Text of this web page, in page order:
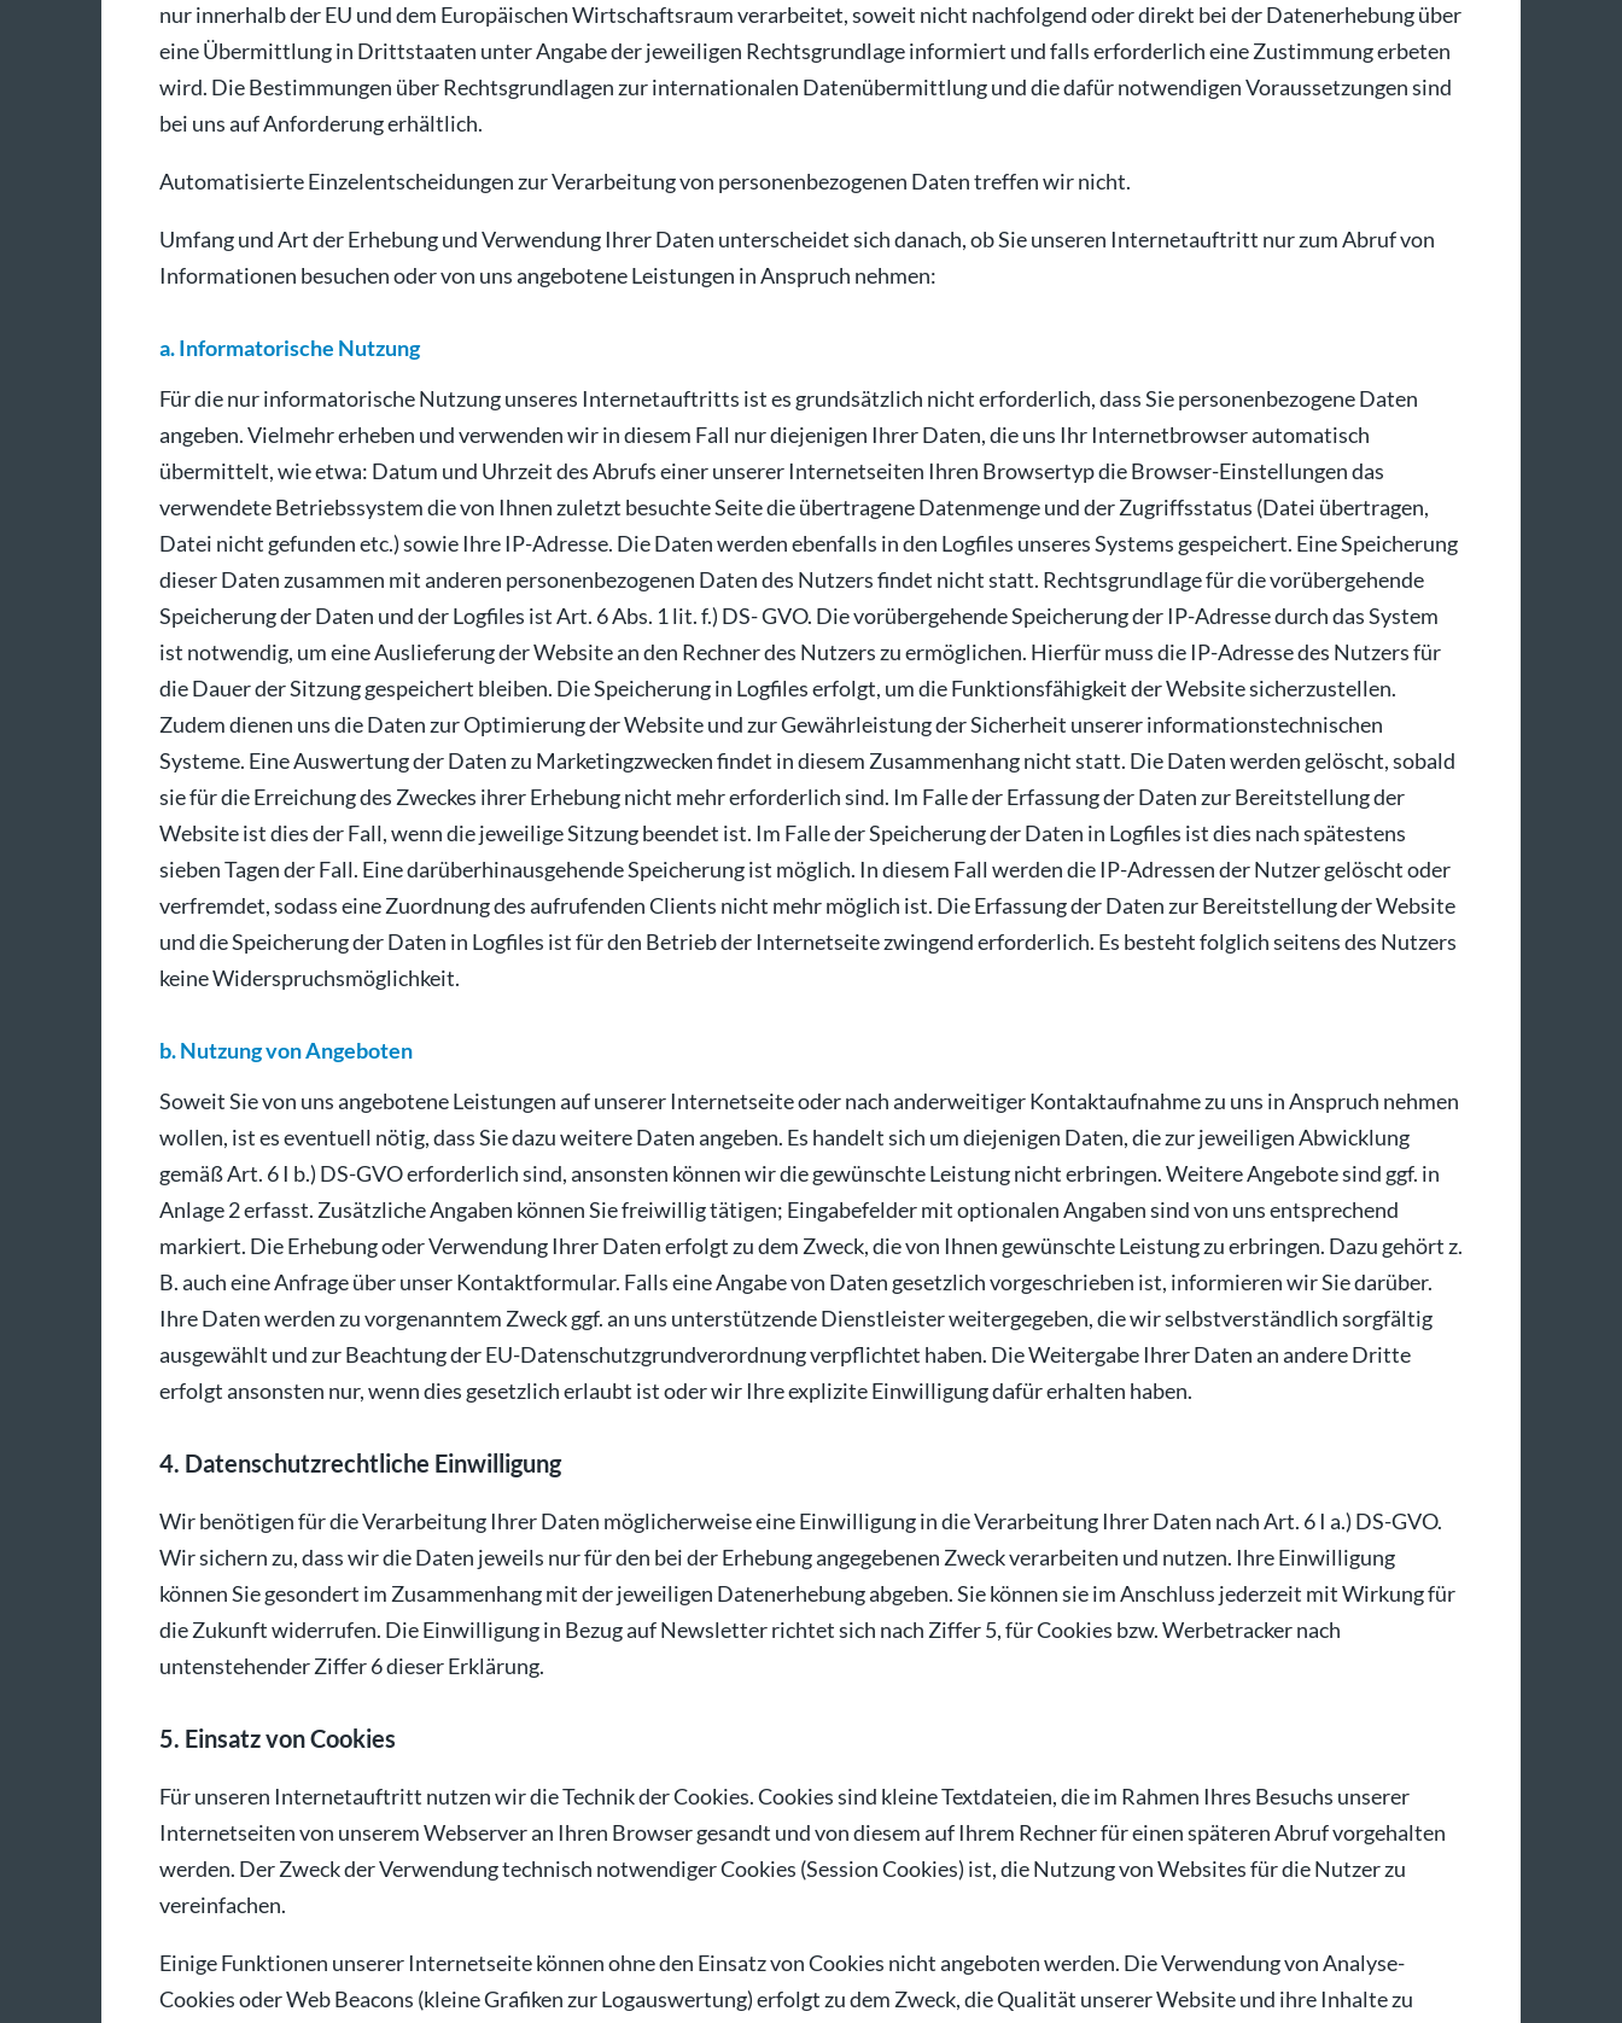
nur innerhalb der EU und dem Europäischen Wirtschaftsraum verarbeitet, soweit nicht nachfolgend oder direkt bei der Datenerhebung über
eine Übermittlung in Drittstaaten unter Angabe der jeweiligen Rechtsgrundlage informiert und falls erforderlich eine Zustimmung erbeten
wird. Die Bestimmungen über Rechtsgrundlagen zur internationalen Datenübermittlung und die dafür notwendigen Voraussetzungen sind
bei uns auf Anforderung erhältlich.
Automatisierte Einzelentscheidungen zur Verarbeitung von personenbezogenen Daten treffen wir nicht.
Umfang und Art der Erhebung und Verwendung Ihrer Daten unterscheidet sich danach, ob Sie unseren Internetauftritt nur zum Abruf von
Informationen besuchen oder von uns angebotene Leistungen in Anspruch nehmen:
a. Informatorische Nutzung
Für die nur informatorische Nutzung unseres Internetauftritts ist es grundsätzlich nicht erforderlich, dass Sie personenbezogene Daten
angeben. Vielmehr erheben und verwenden wir in diesem Fall nur diejenigen Ihrer Daten, die uns Ihr Internetbrowser automatisch
übermittelt, wie etwa: Datum und Uhrzeit des Abrufs einer unserer Internetseiten Ihren Browsertyp die Browser-Einstellungen das
verwendete Betriebssystem die von Ihnen zuletzt besuchte Seite die übertragene Datenmenge und der Zugriffsstatus (Datei übertragen,
Datei nicht gefunden etc.) sowie Ihre IP-Adresse. Die Daten werden ebenfalls in den Logfiles unseres Systems gespeichert. Eine Speicherung
dieser Daten zusammen mit anderen personenbezogenen Daten des Nutzers findet nicht statt. Rechtsgrundlage für die vorübergehende
Speicherung der Daten und der Logfiles ist Art. 6 Abs. 1 lit. f.) DS- GVO. Die vorübergehende Speicherung der IP-Adresse durch das System
ist notwendig, um eine Auslieferung der Website an den Rechner des Nutzers zu ermöglichen. Hierfür muss die IP-Adresse des Nutzers für
die Dauer der Sitzung gespeichert bleiben. Die Speicherung in Logfiles erfolgt, um die Funktionsfähigkeit der Website sicherzustellen.
Zudem dienen uns die Daten zur Optimierung der Website und zur Gewährleistung der Sicherheit unserer informationstechnischen
Systeme. Eine Auswertung der Daten zu Marketingzwecken findet in diesem Zusammenhang nicht statt. Die Daten werden gelöscht, sobald
sie für die Erreichung des Zweckes ihrer Erhebung nicht mehr erforderlich sind. Im Falle der Erfassung der Daten zur Bereitstellung der
Website ist dies der Fall, wenn die jeweilige Sitzung beendet ist. Im Falle der Speicherung der Daten in Logfiles ist dies nach spätestens
sieben Tagen der Fall. Eine darüberhinausgehende Speicherung ist möglich. In diesem Fall werden die IP-Adressen der Nutzer gelöscht oder
verfremdet, sodass eine Zuordnung des aufrufenden Clients nicht mehr möglich ist. Die Erfassung der Daten zur Bereitstellung der Website
und die Speicherung der Daten in Logfiles ist für den Betrieb der Internetseite zwingend erforderlich. Es besteht folglich seitens des Nutzers
keine Widerspruchsmöglichkeit.
b. Nutzung von Angeboten
Soweit Sie von uns angebotene Leistungen auf unserer Internetseite oder nach anderweitiger Kontaktaufnahme zu uns in Anspruch nehmen
wollen, ist es eventuell nötig, dass Sie dazu weitere Daten angeben. Es handelt sich um diejenigen Daten, die zur jeweiligen Abwicklung
gemäß Art. 6 I b.) DS-GVO erforderlich sind, ansonsten können wir die gewünschte Leistung nicht erbringen. Weitere Angebote sind ggf. in
Anlage 2 erfasst. Zusätzliche Angaben können Sie freiwillig tätigen; Eingabefelder mit optionalen Angaben sind von uns entsprechend
markiert. Die Erhebung oder Verwendung Ihrer Daten erfolgt zu dem Zweck, die von Ihnen gewünschte Leistung zu erbringen. Dazu gehört z.
B. auch eine Anfrage über unser Kontaktformular. Falls eine Angabe von Daten gesetzlich vorgeschrieben ist, informieren wir Sie darüber.
Ihre Daten werden zu vorgenanntem Zweck ggf. an uns unterstützende Dienstleister weitergegeben, die wir selbstverständlich sorgfältig
ausgewählt und zur Beachtung der EU-Datenschutzgrundverordnung verpflichtet haben. Die Weitergabe Ihrer Daten an andere Dritte
erfolgt ansonsten nur, wenn dies gesetzlich erlaubt ist oder wir Ihre explizite Einwilligung dafür erhalten haben.
4. Datenschutzrechtliche Einwilligung
Wir benötigen für die Verarbeitung Ihrer Daten möglicherweise eine Einwilligung in die Verarbeitung Ihrer Daten nach Art. 6 I a.) DS-GVO.
Wir sichern zu, dass wir die Daten jeweils nur für den bei der Erhebung angegebenen Zweck verarbeiten und nutzen. Ihre Einwilligung
können Sie gesondert im Zusammenhang mit der jeweiligen Datenerhebung abgeben. Sie können sie im Anschluss jederzeit mit Wirkung für
die Zukunft widerrufen. Die Einwilligung in Bezug auf Newsletter richtet sich nach Ziffer 5, für Cookies bzw. Werbetracker nach
untenstehender Ziffer 6 dieser Erklärung.
5. Einsatz von Cookies
Für unseren Internetauftritt nutzen wir die Technik der Cookies. Cookies sind kleine Textdateien, die im Rahmen Ihres Besuchs unserer
Internetseiten von unserem Webserver an Ihren Browser gesandt und von diesem auf Ihrem Rechner für einen späteren Abruf vorgehalten
werden. Der Zweck der Verwendung technisch notwendiger Cookies (Session Cookies) ist, die Nutzung von Websites für die Nutzer zu
vereinfachen.
Einige Funktionen unserer Internetseite können ohne den Einsatz von Cookies nicht angeboten werden. Die Verwendung von Analyse-
Cookies oder Web Beacons (kleine Grafiken zur Logauswertung) erfolgt zu dem Zweck, die Qualität unserer Website und ihre Inhalte zu